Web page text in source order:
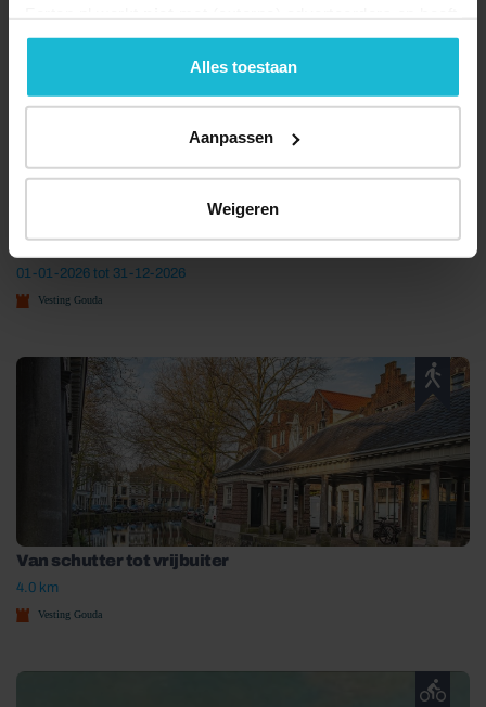
geen commerciële doelstelling. U kunt deze cookies via
de knoppen accepteren, beheren of weigeren.
Alles toestaan
Aanpassen
Weigeren
Museumhaven Gouda wandeling
01-01-2026 tot 31-12-2026
Vesting Gouda
Van schutter tot vrijbuiter
4.0 km
Vesting Gouda